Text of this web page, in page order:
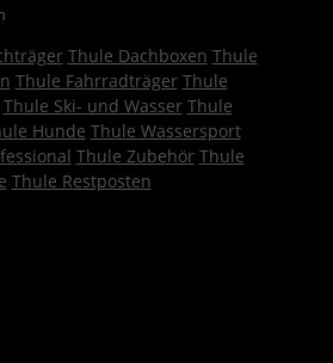
Thule Dachboxen Thule
Thule Fahrradträger Thule
Thule Ski- und Wasser Thule
Hunde Thule Wassersport
Thule Zubehör Thule
Thule Restposten